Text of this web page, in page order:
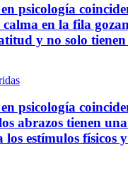
psicología
en la fila
y no solo
psicología
abrazos tienen
los estímulos físicos